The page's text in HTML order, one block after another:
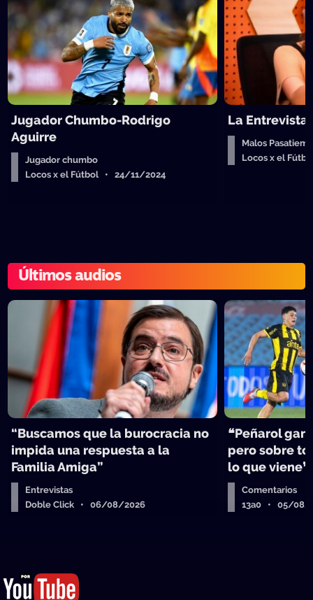
Jugador Chumbo-Rodrigo
Aguirre
Jugador chumbo
Locos x el Fútbol • 24/11/2024
La
Malos
Locos x el
Últimos audios
“Buscamos que la burocracia no
impida una respuesta a la
Familia Amiga”
Entrevistas
Doble Click • 06/08/2026
❝Peñarol
pero sobre
lo que viene❞
Comentarios
13a0 • 05/08/